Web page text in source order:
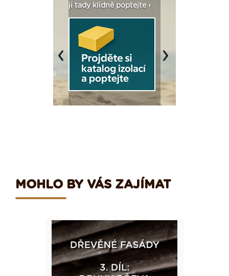
ji tady klidně poptejte ›
Previous Next
MOHLO BY VÁS ZAJÍMAT